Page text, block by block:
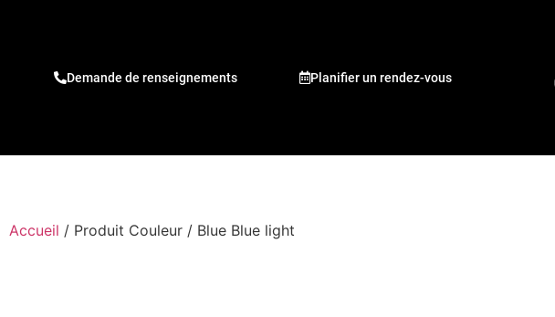
Demande de renseignements Planifier un rendez-vous
Accueil / Produit Couleur / Blue Blue light